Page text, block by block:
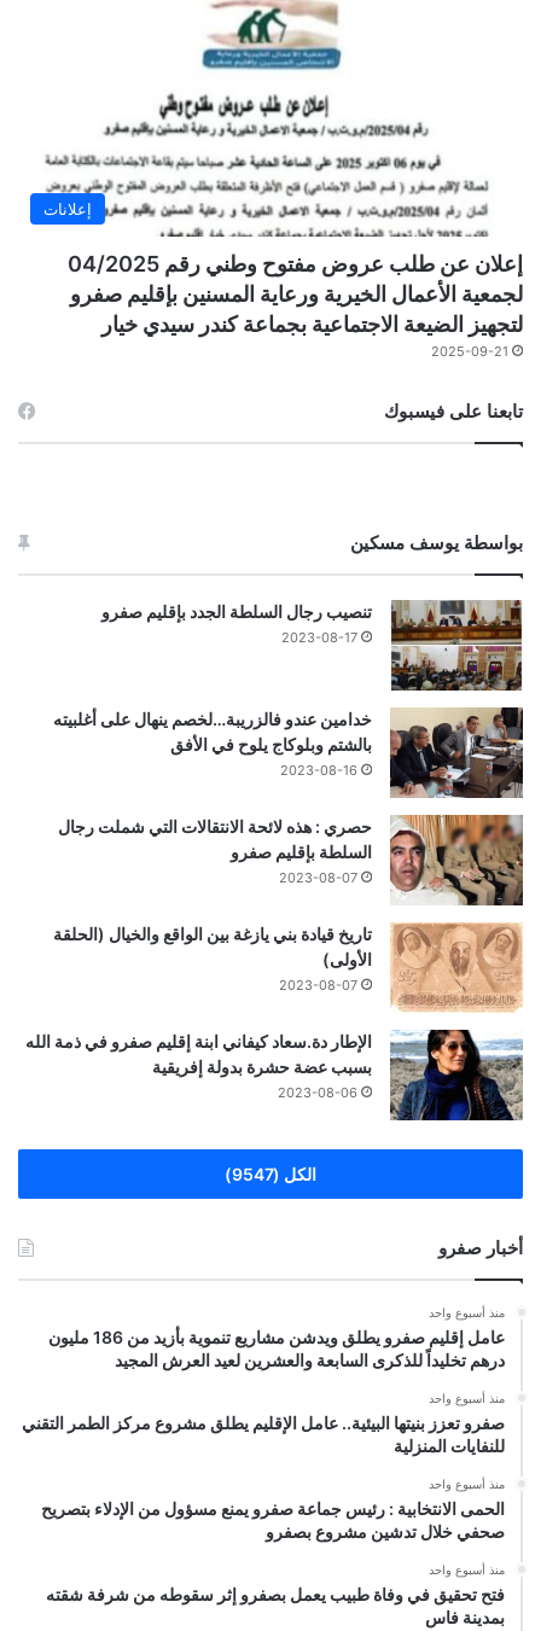
إعلانات
إعلان عن طلب عروض مفتوح وطني رقم 04/2025
لجمعية الأعمال الخيرية ورعاية المسنين بإقليم صفرو
لتجهيز الضيعة الاجتماعية بجماعة كندر سيدي خيار
2025-09-21
تابعنا على فيسبوك
بواسطة يوسف مسكين
تنصيب رجال السلطة الجدد بإقليم صفرو
2023-08-17
خدامين عندو فالزريبة…لخصم ينهال على أغلبيته
بالشتم وبلوكاج يلوح في الأفق
2023-08-16
حصري : هذه لائحة الانتقالات التي شملت رجال
السلطة بإقليم صفرو
2023-08-07
تاريخ قيادة بني يازغة بين الواقع والخيال (الحلقة
الأولى)
2023-08-07
الإطار دة.سعاد كيفاني ابنة إقليم صفرو في ذمة الله
بسبب عضة حشرة بدولة إفريقية
2023-08-06
الكل (9547)
أخبار صفرو
منذ أسبوع واحد
عامل إقليم صفرو يطلق ويدشن مشاريع تنموية بأزيد من 186 مليون
درهم تخليداً للذكرى السابعة والعشرين لعيد العرش المجيد
منذ أسبوع واحد
صفرو تعزز بنيتها البيئية.. عامل الإقليم يطلق مشروع مركز الطمر التقني
للنفايات المنزلية
منذ أسبوع واحد
الحمى الانتخابية : رئيس جماعة صفرو يمنع مسؤول من الإدلاء بتصريح
صحفي خلال تدشين مشروع بصفرو
منذ أسبوع واحد
فتح تحقيق في وفاة طبيب يعمل بصفرو إثر سقوطه من شرفة شقته
بمدينة فاس